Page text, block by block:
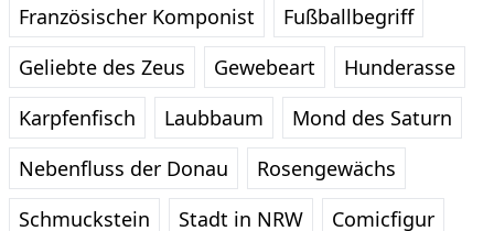
Französischer Komponist
Fußballbegriff
Geliebte des Zeus
Gewebeart
Hunderasse
Karpfenfisch
Laubbaum
Mond des Saturn
Nebenfluss der Donau
Rosengewächs
Schmuckstein
Stadt in NRW Comicfigur